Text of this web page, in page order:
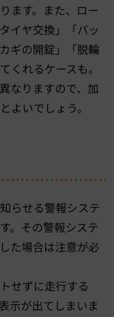
ます。また、ロー
イヤ交換」「バッ
ギの開錠」「脱輪
くれるケースも。
なりますので、加
よいでしょう。
らせる警報システ
。その警報システ
た場合は注意が必
せずに走行する
示が出てしまいま